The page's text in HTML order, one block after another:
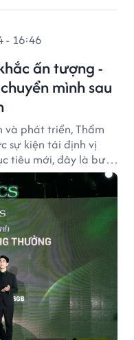
ấn tượng -
mình sau
- 16:46
và phát triển, Thẩm
sự kiện tái định vị
tiêu mới, đây là bước
một trong những